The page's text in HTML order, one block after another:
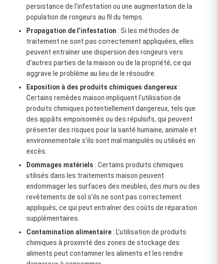
persistance de l’infestation ou une augmentation de la
population de rongeurs au fil du temps.
Propagation de l’infestation : Si les méthodes de
traitement ne sont pas correctement appliquées, elles
peuvent entraîner une dispersion des rongeurs vers
d’autres parties de la maison ou de la propriété, ce qui
aggrave le problème au lieu de le résoudre.
Exposition à des produits chimiques dangereux :
Certains remèdes maison impliquent l’utilisation de
produits chimiques potentiellement dangereux, tels que
des appâts empoisonnés ou des répulsifs, qui peuvent
présenter des risques pour la santé humaine, animale et
environnementale s’ils sont mal manipulés ou utilisés en
excès.
Dommages matériels : Certains produits chimiques
utilisés dans les traitements maison peuvent
endommager les surfaces des meubles, des murs ou des
revêtements de sol s’ils ne sont pas correctement
appliqués, ce qui peut entraîner des coûts de réparation
supplémentaires.
Contamination alimentaire : L’utilisation de produits
chimiques à proximité des zones de stockage des
aliments peut contaminer les aliments et les rendre